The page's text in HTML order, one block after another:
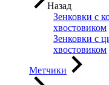
Назад
Зенковки с
хвостовиком
Зенковки с
хвостовиком
Метчики